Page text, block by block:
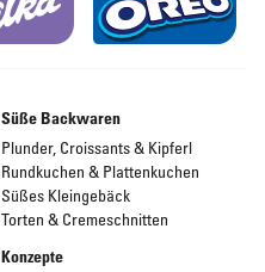
Süße Backwaren
Plunder, Croissants & Kipferl
Rundkuchen & Plattenkuchen
Süßes Kleingebäck
Torten & Cremeschnitten
Konzepte